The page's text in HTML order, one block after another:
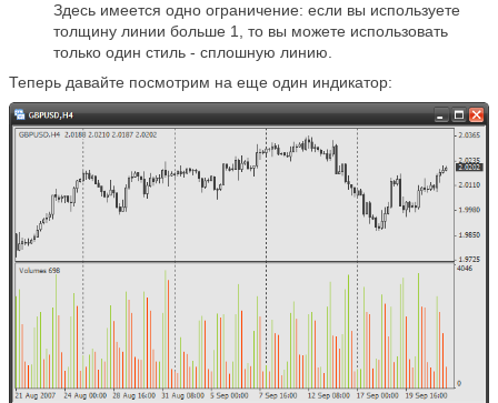
Здесь имеется одно ограничение: если вы используете
толщину линии больше 1, то вы можете использовать
только один стиль - сплошную линию.
Теперь давайте посмотрим на еще один индикатор: